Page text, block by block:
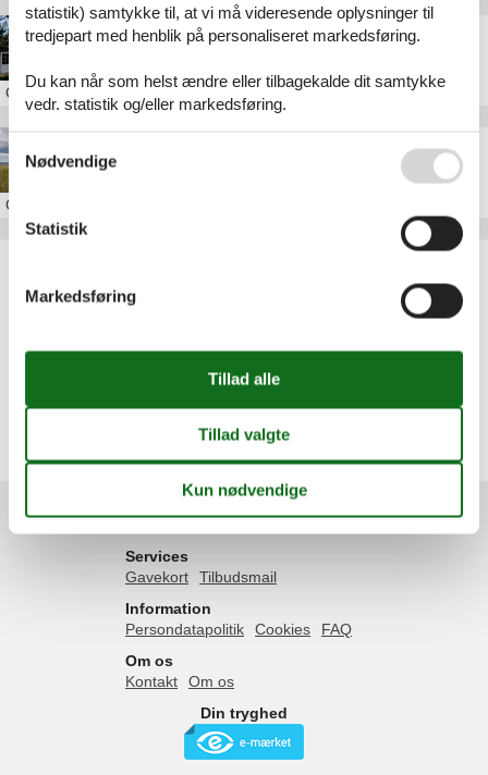
Luksus sommerhus udlejning Ulfborg
Om Ulfborg
Om
Alle
Sommerhus
Geografier
Ulfborg
Services
Gavekort
Tilbudsmail
Information
Persondatapolitik
Cookies
FAQ
Om os
Kontakt
Om os
Din tryghed
statistik) samtykke til, at vi må videresende oplysninger til
tredjepart med henblik på personaliseret markedsføring.
Du kan når som helst ændre eller tilbagekalde dit samtykke
vedr. statistik og/eller markedsføring.
Nødvendige
Statistik
Markedsføring